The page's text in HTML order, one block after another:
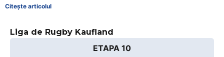
Citește articolul
Liga de Rugby Kaufland
ETAPA 10